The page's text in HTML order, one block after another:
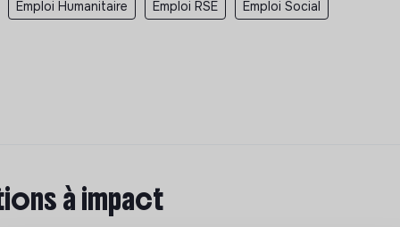
Emploi Humanitaire Emploi RSE Emploi Social
à impact